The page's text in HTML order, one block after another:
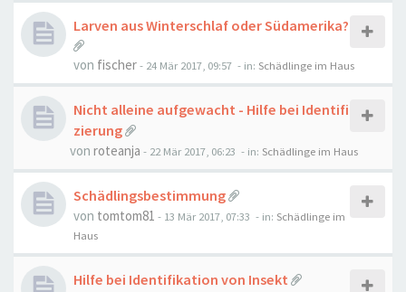
Larven aus Winterschlaf oder Südamerika?
von fischer- 24 Mär 2017, 09:57 - in: Schädlinge im Haus
Nicht alleine aufgewacht - Hilfe bei Identifi
zierung
von roteanja - 22 Mär 2017, 06:23 - in: Schädlinge im Haus
Schädlingsbestimmung
von tomtom81 - 13 Mär 2017, 07:33 - in: Schädlinge im
Haus
Hilfe bei Identifikation von Insekt